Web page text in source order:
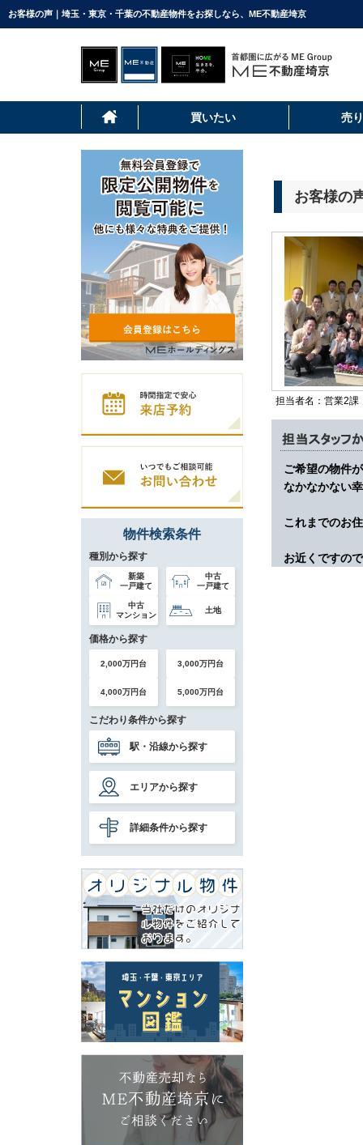
お客様の声｜埼玉・東京・千葉の不動産物件をお探しなら、ME不動産埼京
買いたい 売
お客様の
担当者名：営業2
ご希望の物件
なかなかない
これまでのお
お近くですの
物件検索条件
種別から探す
新築
一戸建て
中古
一戸建て
中古
マンション
土地
価格から探す
2,000万円台 3,000万円台
4,000万円台 5,000万円台
こだわり条件から探す
駅・沿線から探す
エリアから探す
詳細条件から探す